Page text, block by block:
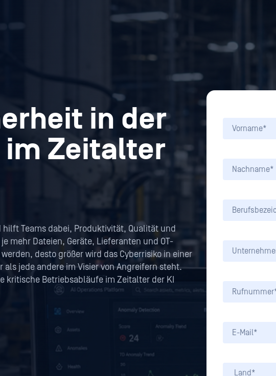
in der
Zeitalter
Teams dabei, Produktivität, Qualität und
mehr Dateien, Geräte, Lieferanten und OT-
desto größer wird das Cyberrisiko in einer
als jede andere im Visier von Angreifern steht.
kritische Betriebsabläufe im Zeitalter der KI